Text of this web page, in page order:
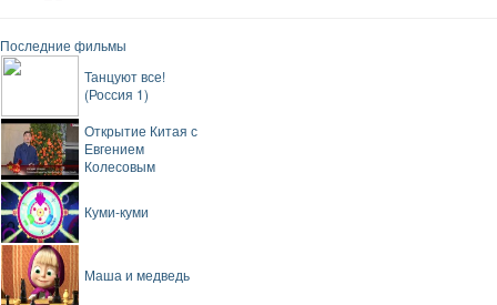
Последние фильмы
Танцуют все!
(Россия 1)
Открытие Китая с
Евгением
Колесовым
Куми-куми
Маша и медведь